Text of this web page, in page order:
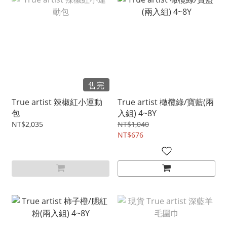
售完
True artist 辣椒紅小運動
包
NT$2,035
True artist 橄欖綠/寶藍(兩
入組) 4~8Y
NT$1,040
NT$676